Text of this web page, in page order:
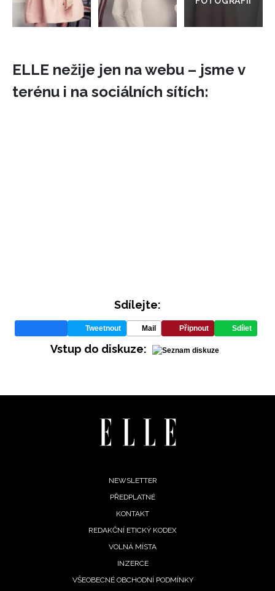
INFORMACE
REDAKCE
ELLE nežije jen na webu – jsme v
terénu i na sociálních sítích:
Sdílejte:
Tweetnout Mail Připnout Sdílet
Vstup do diskuze:
NEWSLETTER
PŘEDPLATNÉ
KONTAKT
REDAKČNÍ ETICKÝ KODEX
VOLNÁ MÍSTA
INZERCE
VŠEOBECNÉ OBCHODNÍ PODMÍNKY